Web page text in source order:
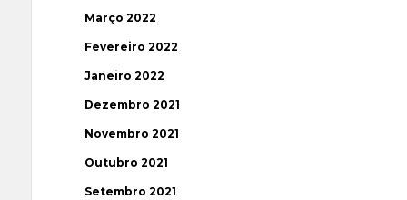
Março 2022
Fevereiro 2022
Janeiro 2022
Dezembro 2021
Novembro 2021
Outubro 2021
Setembro 2021